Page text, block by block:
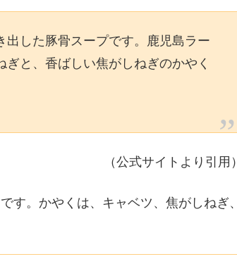
した豚骨スープです。鹿児島ラー
と、香ばしい焦がしねぎのかやく
（公式サイトより引用）
す。かやくは、キャベツ、焦がしねぎ、